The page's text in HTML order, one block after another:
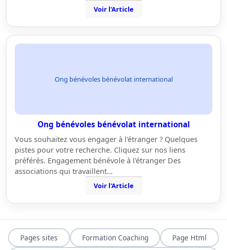
Voir l'Article
Ong bénévoles bénévolat international
Ong bénévoles bénévolat international
Vous souhaitez vous engager à l'étranger ? Quelques
pistes pour votre recherche. Cliquez sur nos liens
préférés. Engagement bénévole à l'étranger Des
associations qui travaillent…
Voir l'Article
Pages sites Formation Coaching Page Html